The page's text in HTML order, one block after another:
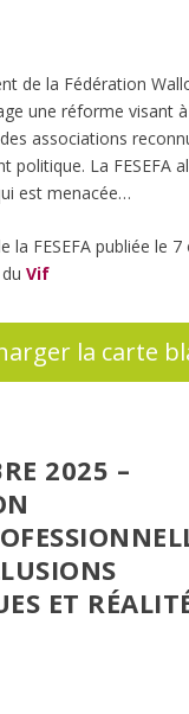
de la Fédération
une réforme visant
associations
politique. La FESEFA
est menacée…
la FESEFA publiée le
duVif
la carte
2025 –
ET